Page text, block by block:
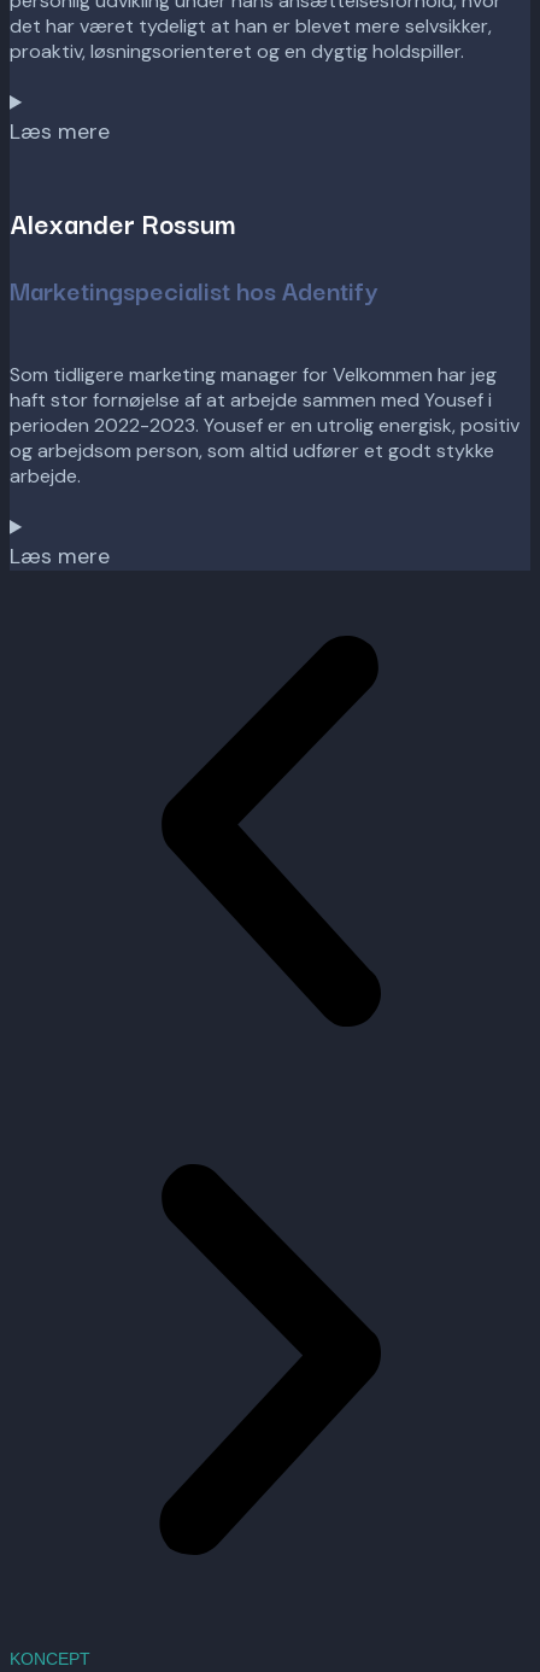
det har været tydeligt at han er blevet mere selvsikker,
proaktiv, løsningsorienteret og en dygtig holdspiller.
Læs mere
Alexander Rossum
Marketingspecialist hos Adentify
Som tidligere marketing manager for Velkommen har jeg
haft stor fornøjelse af at arbejde sammen med Yousef i
perioden 2022-2023. Yousef er en utrolig energisk, positiv
og arbejdsom person, som altid udfører et godt stykke
arbejde.
Læs mere
KONCEPT